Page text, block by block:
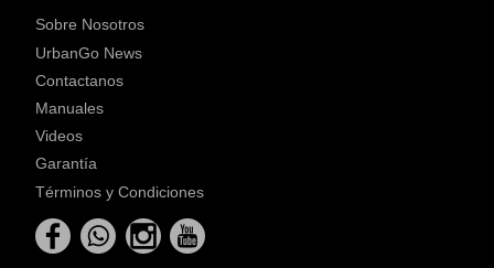
Sobre Nosotros
UrbanGo News
Contactanos
Manuales
Videos
Garantía
Términos y Condiciones